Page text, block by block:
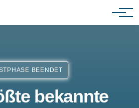
BEENDET
bekannte